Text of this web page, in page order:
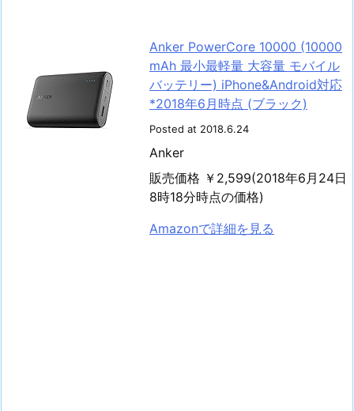
Anker PowerCore 10000 (10000
mAh 最小最軽量 大容量 モバイル
バッテリー) iPhone&Android対応
*2018年6月時点 (ブラック)
Posted at 2018.6.24
Anker
販売価格 ￥2,599(2018年6月24日
8時18分時点の価格)
Amazonで詳細を見る